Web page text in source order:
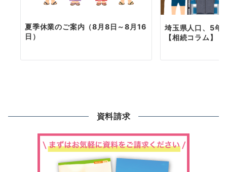
夏季休業のご案内（8月8日～8月16
日）
埼玉県人口、5年
【相続コラム】
資料請求